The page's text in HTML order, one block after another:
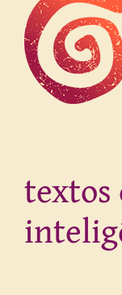
textos